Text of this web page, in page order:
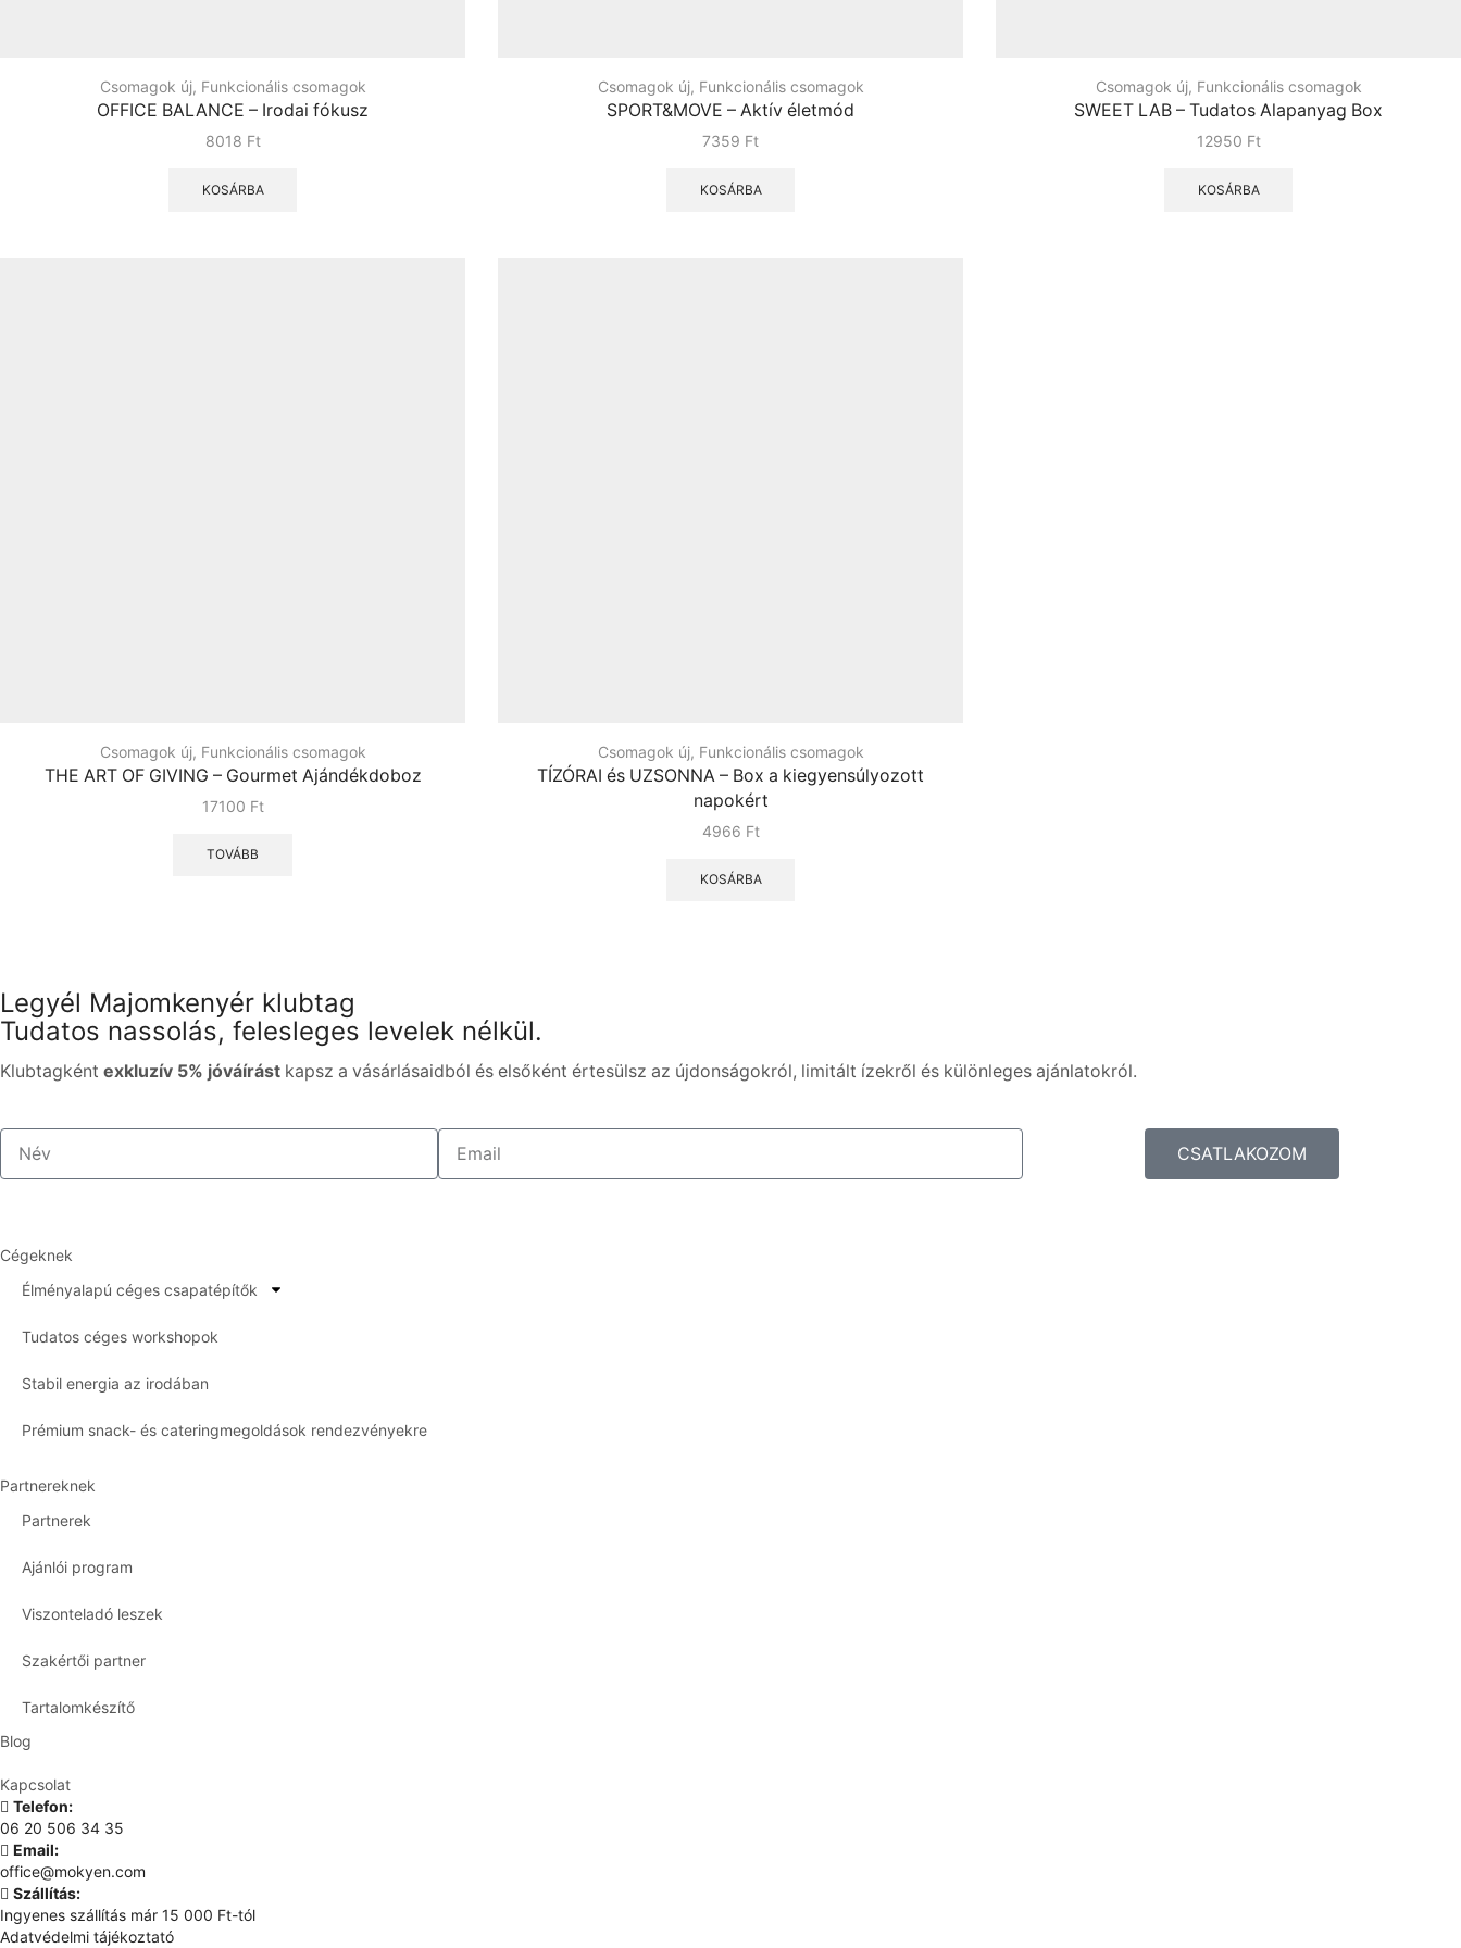
Csomagok új, Funkcionális csomagok
OFFICE BALANCE – Irodai fókusz
8018 Ft
KOSÁRBA
Csomagok új, Funkcionális csomagok
SPORT&MOVE – Aktív életmód
7359 Ft
KOSÁRBA
Csomagok új, Funkcionális csomagok
SWEET LAB – Tudatos Alapanyag Box
12950 Ft
KOSÁRBA
Csomagok új, Funkcionális csomagok
THE ART OF GIVING – Gourmet Ajándékdoboz
17100 Ft
TOVÁBB
Csomagok új, Funkcionális csomagok
TÍZÓRAI és UZSONNA – Box a kiegyensúlyozott
napokért
4966 Ft
KOSÁRBA
Legyél Majomkenyér klubtag
Tudatos nassolás, felesleges levelek nélkül.
Klubtagként exkluzív 5% jóváírást kapsz a vásárlásaidból és elsőként értesülsz az újdonságokról, limitált ízekről és különleges ajánlatokról.
CSATLAKOZOM
Cégeknek
Élményalapú céges csapatépítők
Tudatos céges workshopok
Stabil energia az irodában
Prémium snack- és cateringmegoldások rendezvényekre
Partnereknek
Partnerek
Ajánlói program
Viszonteladó leszek
Szakértői partner
Tartalomkészítő
Blog
Kapcsolat
Telefon:
06 20 506 34 35
Email:
office@mokyen.com
Szállítás:
Ingyenes szállítás már 15 000 Ft-tól
Adatvédelmi tájékoztató